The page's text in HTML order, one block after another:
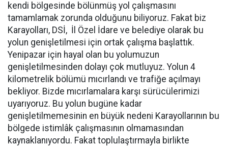
kendi bölgesinde bölünmüş yol çalışmasını
tamamlamak zorunda olduğunu biliyoruz. Fakat biz
Karayolları, DSİ, İl Özel İdare ve belediye olarak bu
yolun genişletilmesi için ortak çalışma başlattık.
Yenipazar için hayal olan bu yolumuzun
genişletilmesinden dolayı çok mutluyuz. Yolun 4
kilometrelik bölümü mıcırlandı ve trafiğe açılmayı
bekliyor. Bizde mıcırlamalara karşı sürücülerimizi
uyarıyoruz. Bu yolun bugüne kadar
genişletilmemesinin en büyük nedeni Karayollarının bu
bölgede istimlâk çalışmasının olmamasından
kaynaklanıyordu. Fakat toplulaştırmayla birlikte